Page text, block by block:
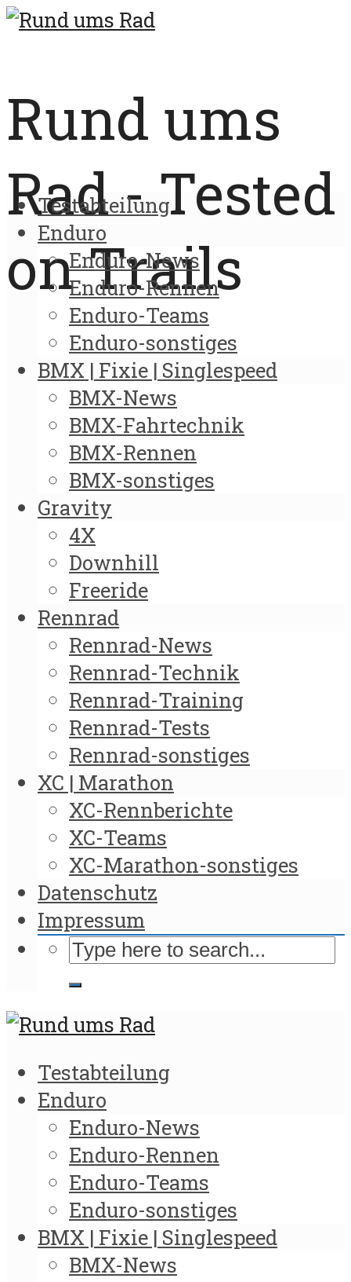
Rund ums
Rad - Tested
on Trails
Testabteilung
Enduro
Enduro-News
Enduro-Rennen
Enduro-Teams
Enduro-sonstiges
BMX | Fixie | Singlespeed
BMX-News
BMX-Fahrtechnik
BMX-Rennen
BMX-sonstiges
Gravity
4X
Downhill
Freeride
Rennrad
Rennrad-News
Rennrad-Technik
Rennrad-Training
Rennrad-Tests
Rennrad-sonstiges
XC | Marathon
XC-Rennberichte
XC-Teams
XC-Marathon-sonstiges
Datenschutz
Impressum
Testabteilung
Enduro
Enduro-News
Enduro-Rennen
Enduro-Teams
Enduro-sonstiges
BMX | Fixie | Singlespeed
BMX-News